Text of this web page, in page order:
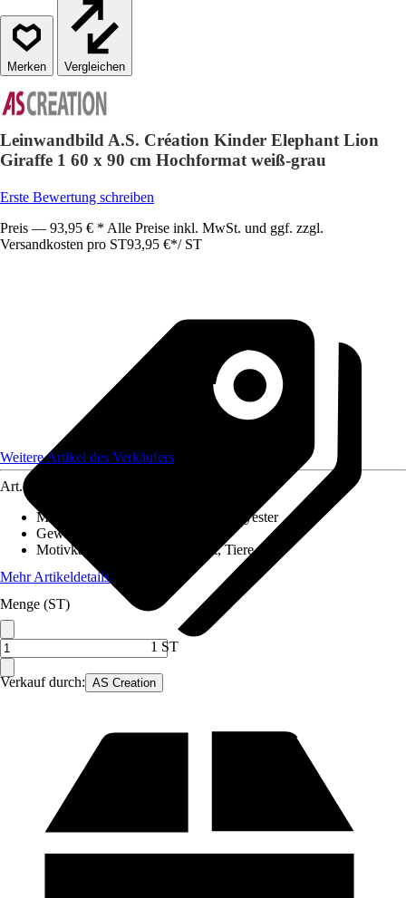
Vergleichen
Leinwandbild A.S. Création Kinder Elephant Lion
Giraffe 1 60 x 90 cm Hochformat weiß-grau
Erste Bewertung schreiben
Preis — 93,95 € * Alle Preise inkl. MwSt. und ggf. zzgl.
Versandkosten pro ST93,95 €*/ ST
Verkauf durch: AS Creation
Weitere Artikel des Verkäufers
Art.-Nr.
Material Leinwand
Baumwolle, Polyester
Gewicht
Motivkategorie
Kinder, Elefant, Tiere
Mehr Artikeldetails
Menge (ST)
1 ST